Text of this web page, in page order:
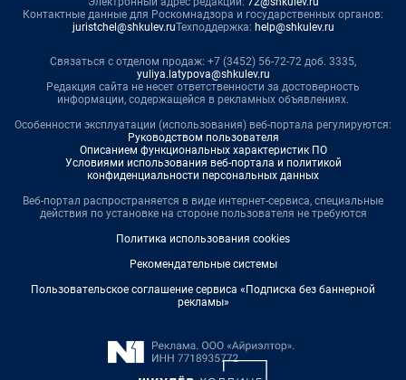
Контактные данные для Роскомнадзора и государственных органов:
juristchel@shkulev.ruТехподдержка: help@shkulev.ru
Связаться с отделом продаж: +7 (3452) 56-72-72 доб. 3335,
yuliya.latypova@shkulev.ru
Редакция сайта не несет ответственности за достоверность
информации, содержащейся в рекламных объявлениях.
Особенности эксплуатации (использования) веб-портала регулируются:
Руководством пользователя
Описанием функциональных характеристик ПО
Условиями использования веб-портала и политикой
конфиденциальности персональных данных
Веб-портал распространяется в виде интернет-сервиса, специальные
действия по установке на стороне пользователя не требуются
Политика использования cookies
Рекомендательные системы
Пользовательское соглашение сервиса «Подписка без баннерной
рекламы»